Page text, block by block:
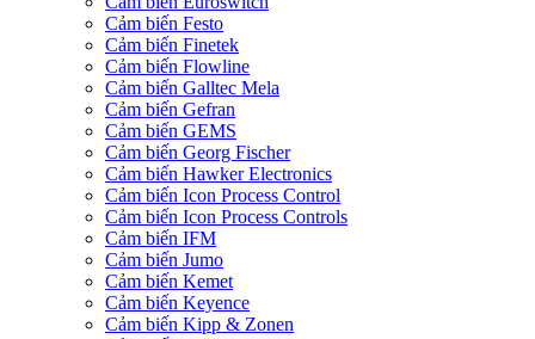
Cảm biến Festo
Cảm biến Finetek
Cảm biến Flowline
Cảm biến Galltec Mela
Cảm biến Gefran
Cảm biến GEMS
Cảm biến Georg Fischer
Cảm biến Hawker Electronics
Cảm biến Icon Process Control
Cảm biến Icon Process Controls
Cảm biến IFM
Cảm biến Jumo
Cảm biến Kemet
Cảm biến Keyence
Cảm biến Kipp & Zonen